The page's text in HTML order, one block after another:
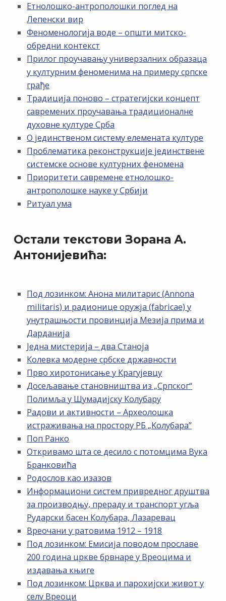
Етнолошко-антрополошки поглед на
Лепенски вир
Феноменологија воде – општи митско-
обредни контекст
Прилог проучавању универзалних образаца
у културним феноменима на примеру српске
грађе
Традиција поново – стратегијски концепт
савремених проучавања традиционалне
духовне културе Срба
О јединственом систему елемената културе
Проблематика реконструкције јединствене
системске основе културних феномена
Приоритети савремене етнолошко-
антрополошке науке у Србији
Ритуал ума
Остали текстови Зорана А.
Антонијевића:
Под лозинком: Анона милитарис (Annona
militaris) и радионице оружја (fabricae) у
унутрашњости провинција Мезија прима и
Дарданија
Једна мистерија – два Станоја
Колевка модерне србске државности
Прво хиротонисање у Крагујевцу
Досељавање становништва из „Српског“
Полимља у Шумадијску Колубару
Радови и активности – Археолошка
истраживања на простору РБ „Kолубара”
Поп Ранко
Откривамо шта се десило с потомцима Вука
Бранковића
Родослов као изазов
Информациони систем привредног друштва
за производњу, прераду и транспорт угља
Рударски басен Колубара, Лазаревац
Вреочани у ратовима 1912 – 1918
Под лозинком: Емисија поводом прославе
200 година цркве брвнаре у Вреоцима и
издавања књиге
Под лозинком: Црква и парохијски живот у
селу Вреоци